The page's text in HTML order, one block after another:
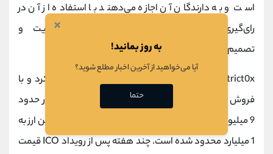
است و به دارندگان آن اجازه می‌دهند با استفاده از آن در
رای‌گیری‌های مناطق شرکت کرده و روی مدیریت و
تصمیم‌گیری‌ها در رابطه با آن منطقه تاثیر داشته باشند.
district0x در ژانویه سال 2017 یک رویداد ICO برگزار کرد و با
فروش 600 میلیون توکن DNT با قیمت واحد 0.168 دلار حدود
9 میلیون دلار سرمایه جمع آوری کرد. شمار کل سکه‌های این ارز به
1 میلیارد محدود شده است. چند هفته پس از رویداد ICO قیمت
×
به روز بمانید!
آیا می‌خواهید از آخرین اخبار مطلع شوید؟
حتما